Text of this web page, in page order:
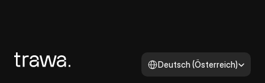
Select Language
Deutsch (Österreich)